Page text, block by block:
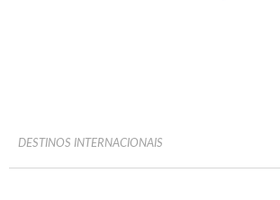
DESTINOS INTERNACIONAIS